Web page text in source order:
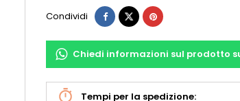
Condividi
Chiedi informazioni sul prodotto
Tempi per la spedizione: